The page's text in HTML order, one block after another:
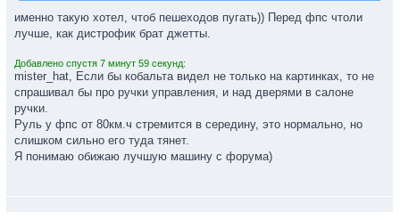
именно такую хотел, чтоб пешеходов пугать)) Перед фпс чтоли
лучше, как дистрофик брат джетты.
Добавлено спустя 7 минут 59 секунд:
mister_hat, Если бы кобальта видел не только на картинках, то не
спрашивал бы про ручки управления, и над дверями в салоне
ручки.
Руль у фпс от 80км.ч стремится в середину, это нормально, но
слишком сильно его туда тянет.
Я понимаю обижаю лучшую машину с форума)